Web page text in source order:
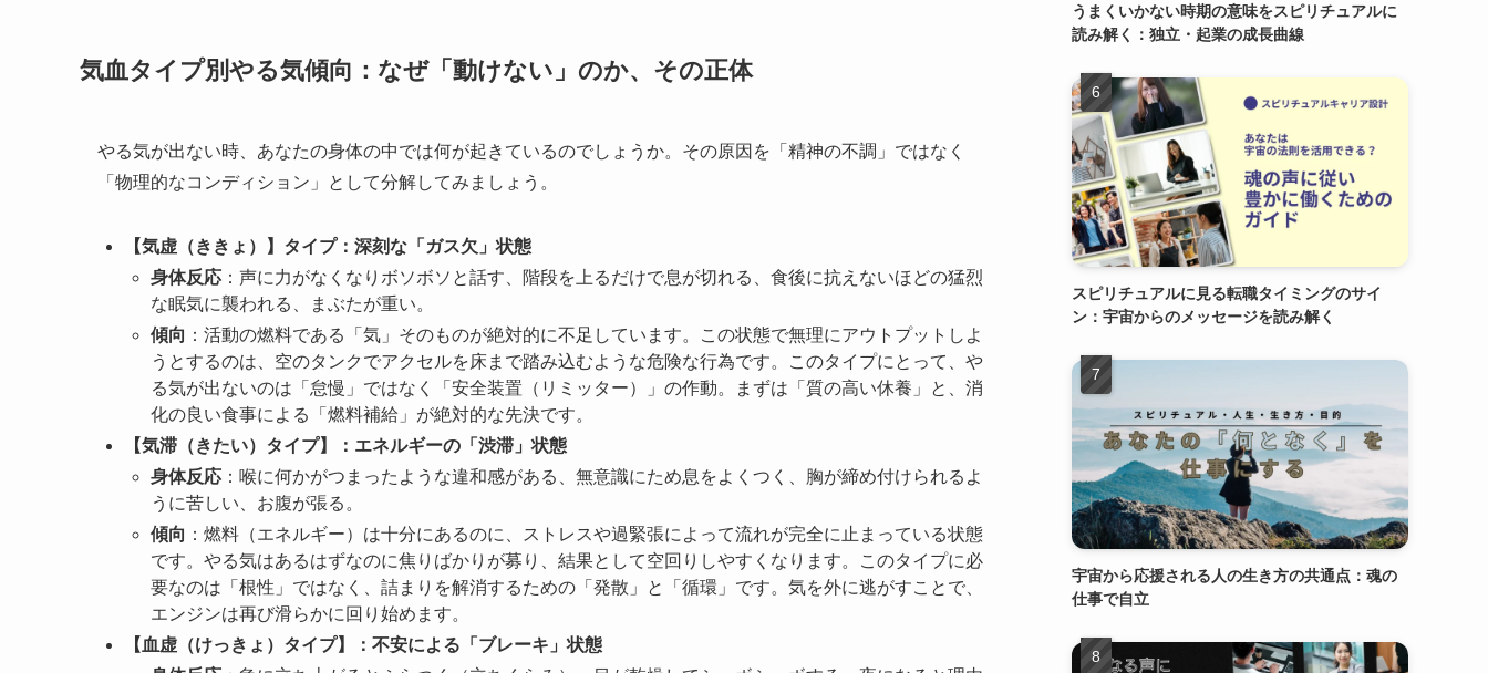
気血タイプ別やる気傾向：なぜ「動けない」のか、その正体
やる気が出ない時、あなたの身体の中では何が起きているのでしょうか。その原因を「精神の不調」ではなく
「物理的なコンディション」として分解してみましょう。
【気虚（ききょ）】タイプ：深刻な「ガス欠」状態
身体反応 ：声に力がなくなりボソボソと話す、階段を上るだけで息が切れる、食後に抗えないほどの猛烈
な眠気に襲われる、まぶたが重い。
傾向 ：活動の燃料である「気」そのものが絶対的に不足しています。この状態で無理にアウトプットしよ
うとするのは、空のタンクでアクセルを床まで踏み込むような危険な行為です。このタイプにとって、や
る気が出ないのは「怠慢」ではなく「安全装置（リミッター）」の作動。まずは「質の高い休養」と、消
化の良い食事による「燃料補給」が絶対的な先決です。
【気滞（きたい）タイプ】：エネルギーの「渋滞」状態
身体反応 ：喉に何かがつまったような違和感がある、無意識にため息をよくつく、胸が締め付けられるよ
うに苦しい、お腹が張る。
傾向 ：燃料（エネルギー）は十分にあるのに、ストレスや過緊張によって流れが完全に止まっている状態
です。やる気はあるはずなのに焦りばかりが募り、結果として空回りしやすくなります。このタイプに必
要なのは「根性」ではなく、詰まりを解消するための「発散」と「循環」です。気を外に逃がすことで、
エンジンは再び滑らかに回り始めます。
【血虚（けっきょ）タイプ】：不安による「ブレーキ」状態
うまくいかない時期の意味をスピリチュアルに
読み解く：独立・起業の成長曲線
スピリチュアルに見る転職タイミングのサイ
ン：宇宙からのメッセージを読み解く
宇宙から応援される人の生き方の共通点：魂の
仕事で自立